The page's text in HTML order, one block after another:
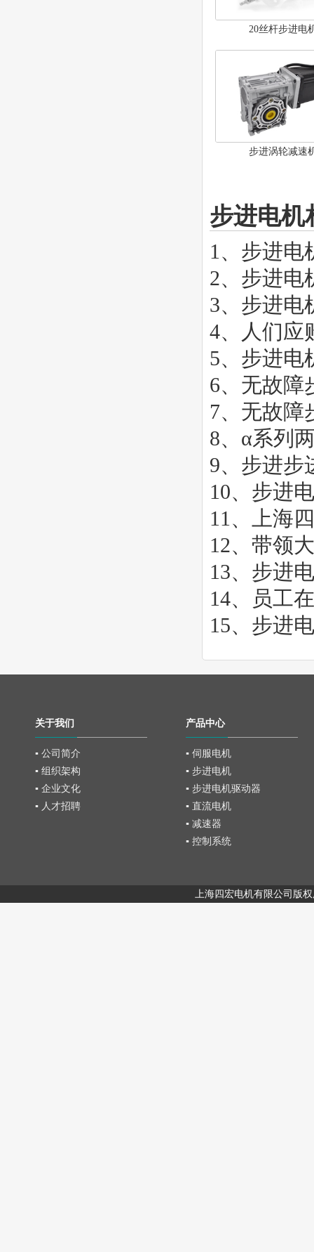
20丝杆步进电
步进涡轮减速
步进电机
1、 步进电
2、 步进电
3、 步进电
4、
人们应
5、 步进电
6、 无故障
7、 无故障
8、 α系列
9、 步进步
10、 步进
11、
上海
12、 带领
13、 步进
14、
员工
15、 步进
关于我们
▪ 公司简介
▪ 组织架构
▪ 企业文化
▪ 人才招聘
产品中心
▪ 伺服电机
▪ 步进电机
▪ 步进电机驱动器
▪ 直流电机
▪ 减速器
▪ 控制系统
上海四宏电机有限公司